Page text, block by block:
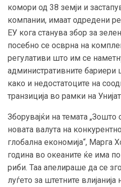
комори од 38 земји и
компании, имаат одредени
ЕУ кога станува збор за
посебно се осврна на
регулативи што им се
административните бариери
како и недостатоците на
транзиција во рамки на
Зборувајќи на темата
новата валута на
глобална економија“, Марга
година во океаните ќе има
риби. Таа апелираше да се
луѓето за штетните влијанија